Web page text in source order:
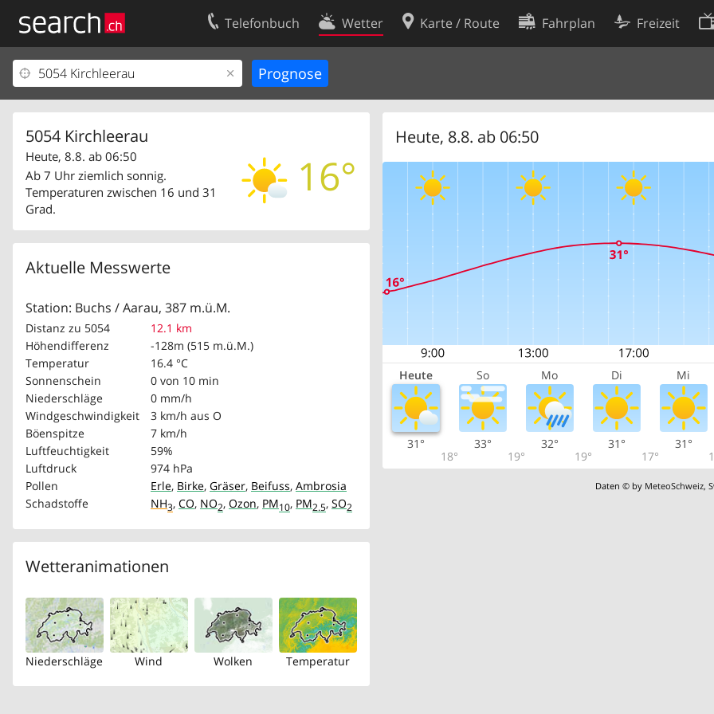
Telefonbuch Wetter Karte / Route Fahrplan Freizeit
5054 Kirchleerau
16°
Heute, 8.8. ab 06:50
Ab 7 Uhr ziemlich sonnig.
Temperaturen zwischen 16 und 31
Grad.
Aktuelle Messwerte
Station: Buchs / Aarau, 387 m.ü.M.
Distanz zu 5054
12.1 km
Höhendifferenz
-128m (515 m.ü.M.)
Temperatur
16.4 °C
Sonnenschein
0 von 10 min
Niederschläge
0 mm/h
Windgeschwindigkeit
3 km/h aus O
Böenspitze
7 km/h
Luftfeuchtigkeit
59%
Luftdruck
974 hPa
Pollen
Erle, Birke, Gräser, Beifuss, Ambrosia
Schadstoffe
NH3, CO, NO2, Ozon, PM10, PM2.5, SO2
Wetteranimationen
Niederschläge Wind Wolken Temperatur
Heute, 8.8. ab 06:50
Heute So Mo Di Mi
31°
18°
33°
19°
32°
19°
31°
17°
31°
Daten © by MeteoSchweiz,
Ihr Eintrag
Kundencenter Geschäftskunden
Kontakt
Nutzungsbedingungen
Cookie-Einstellungen